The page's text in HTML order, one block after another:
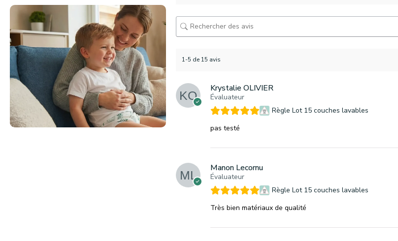
1-5 de 15 avis
Krystalie OLIVIER
Évaluateur
Règle Lot 15 couches lavables
pas testé
Manon Lecornu
Évaluateur
Règle Lot 15 couches lavables
Très bien matériaux de qualité